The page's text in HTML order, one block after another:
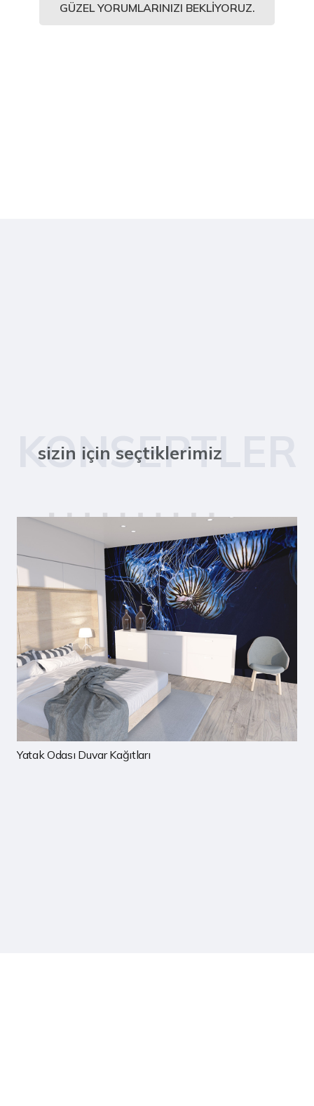
GÜZEL YORUMLARINIZI BEKLIYORUZ.
KONSEPTLER
sizin için seçtiklerimiz
Çocuk Odası Duvar Kağıtları